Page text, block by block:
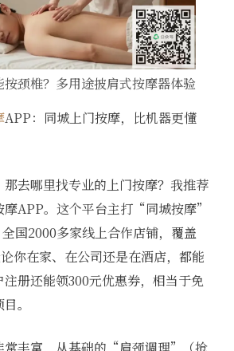
颈椎？多用途披肩式按摩器体验
APP：同城上门按摩，比机器更懂
去哪里找专业的上门按摩？我推荐
摩APP。这个平台主打“同城按摩”
国2000多家线上合作店铺，覆盖
你在家、在公司还是在酒店，都能
册还能领300元优惠券，相当于免
。
常丰富，从基础的“肩颈调理”（抢